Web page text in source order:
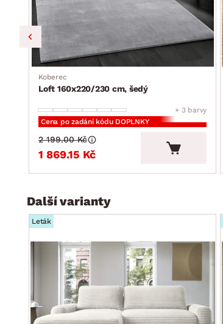
Koberec
Loft 160x220/230 cm, šedý
+ 3 barvy
Cena po zadání kódu DOPLNKY
1 869.15 Kč
2 199.00 Kč
Další varianty
Leták